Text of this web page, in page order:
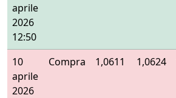
aprile
2026
12:50
10
aprile
2026
Compra 1,0611 1,0624